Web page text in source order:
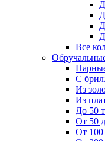
Все
С
Из
Из
До 50
От 50
От 100